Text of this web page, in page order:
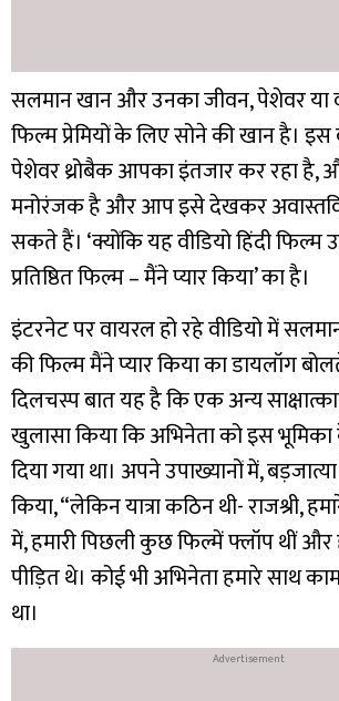
सलमान खान और उनका जीवन, पेशेवर या
फिल्म प्रेमियों के लिए सोने की खान है।
पेशेवर थ्रोबैक आपका इंतजार कर रहा है,
मनोरंजक है और आप इसे देखकर
सकते हैं। ‘क्योंकि यह वीडियो हिंदी फिल्म
प्रतिष्ठित फिल्म – मैंने प्यार किया’ का है।
इंटरनेट पर वायरल हो रहे वीडियो में
की फिल्म मैंने प्यार किया का डायलॉग
दिलचस्प बात यह है कि एक अन्य
खुलासा किया कि अभिनेता को इस
दिया गया था। अपने उपाख्यानों में,
किया, “लेकिन यात्रा कठिन थी- राजश्री,
में, हमारी पिछली कुछ फिल्में फ्लॉप थीं
पीड़ित थे। कोई भी अभिनेता हमारे साथ
था।